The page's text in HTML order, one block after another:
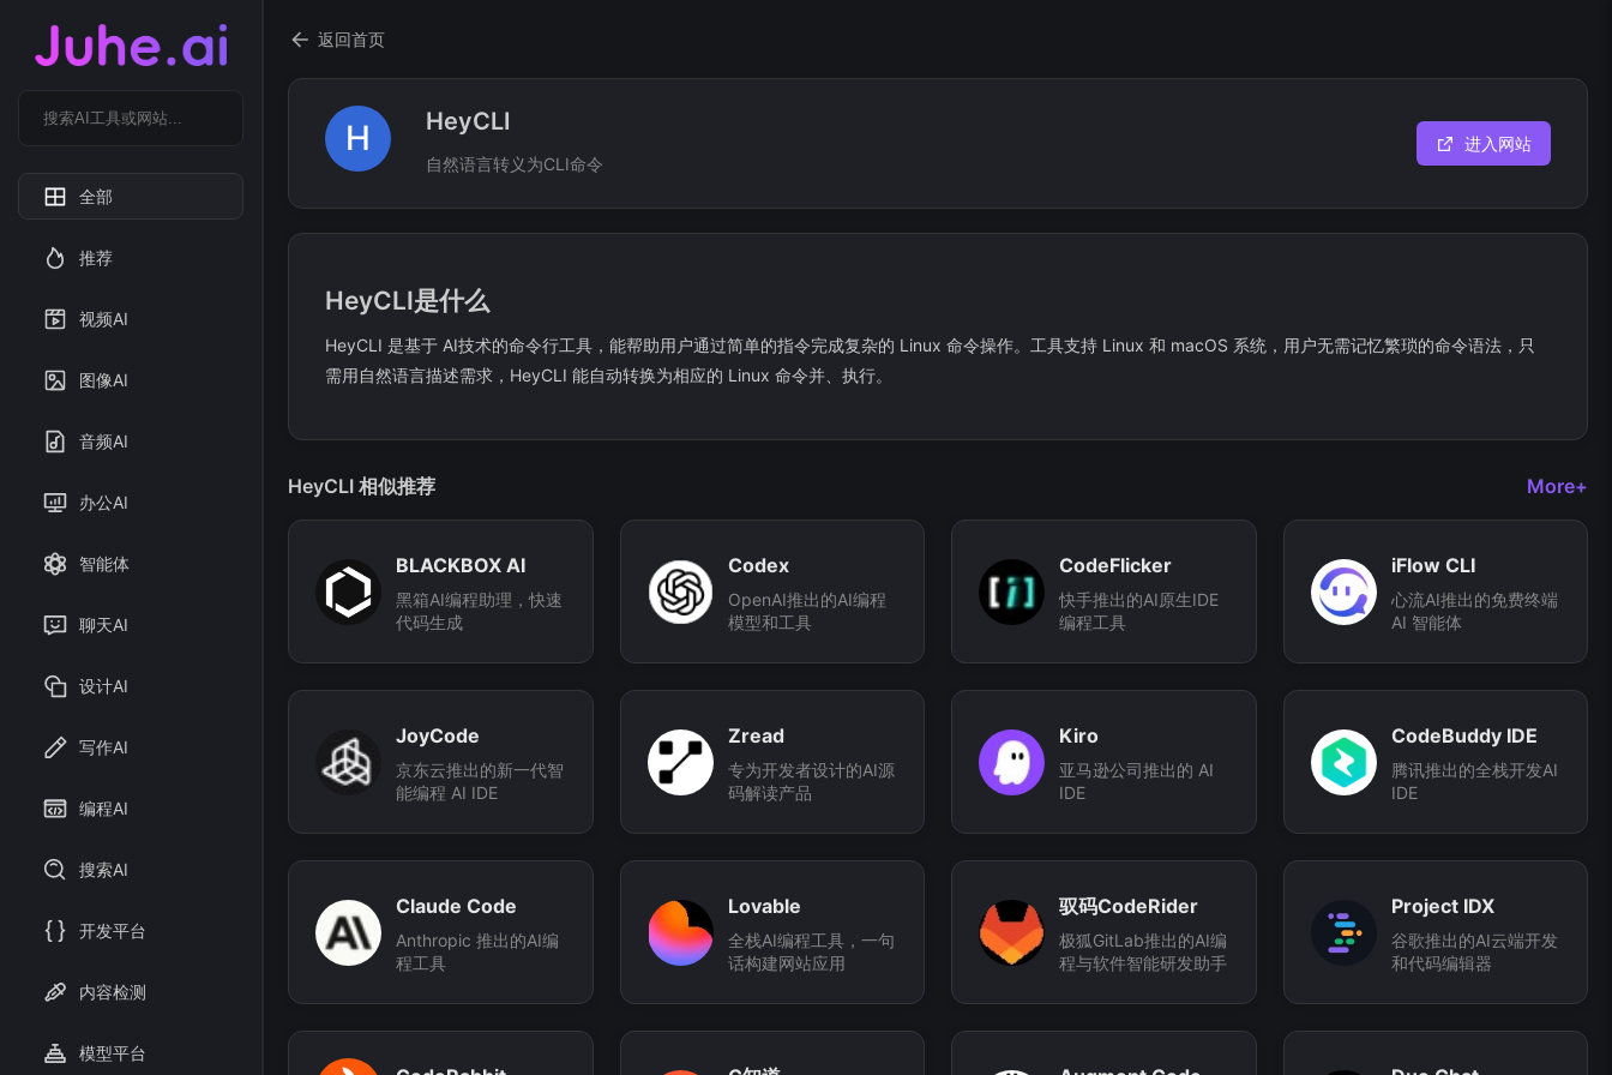
全部
推荐
视频AI
图像AI
音频AI
办公AI
智能体
聊天AI
设计AI
写作AI
编程AI
搜索AI
开发平台
内容检测
模型平台
返回首页
H HeyCLI
自然语言转义为CLI命令
进入网站
HeyCLI是什么
HeyCLI 是基于 AI技术的命令行工具，能帮助用户通过简单的指令完成复杂的 Linux 命令操作。工具支持 Linux 和 macOS 系统，用户无需记忆繁琐的命令语法，只
需用自然语言描述需求，HeyCLI 能自动转换为相应的 Linux 命令并、执行。
HeyCLI 相似推荐 More+
BLACKBOX AI
黑箱AI编程助理，快速
代码生成
Codex
OpenAI推出的AI编程
模型和工具
CodeFlicker
快手推出的AI原生IDE
编程工具
iFlow CLI
心流AI推出的免费终端
AI 智能体
JoyCode
京东云推出的新一代智
能编程 AI IDE
Zread
专为开发者设计的AI源
码解读产品
Kiro
亚马逊公司推出的 AI
IDE
CodeBuddy IDE
腾讯推出的全栈开发AI
IDE
Claude Code
Anthropic 推出的AI编
程工具
Lovable
全栈AI编程工具，一句
话构建网站应用
驭码CodeRider
极狐GitLab推出的AI编
程与软件智能研发助手
Project IDX
谷歌推出的AI云端开发
和代码编辑器